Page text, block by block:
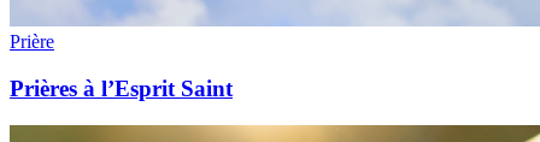
Prière
Prières à l’Esprit Saint